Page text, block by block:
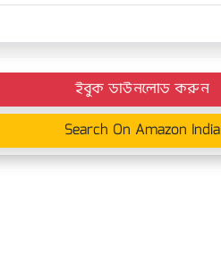
ইবুক ডাউনলোড করুন
Search On Amazon India